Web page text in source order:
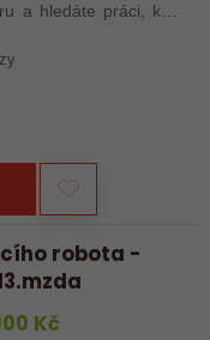
a hledáte práci, kde
robota -
Kč